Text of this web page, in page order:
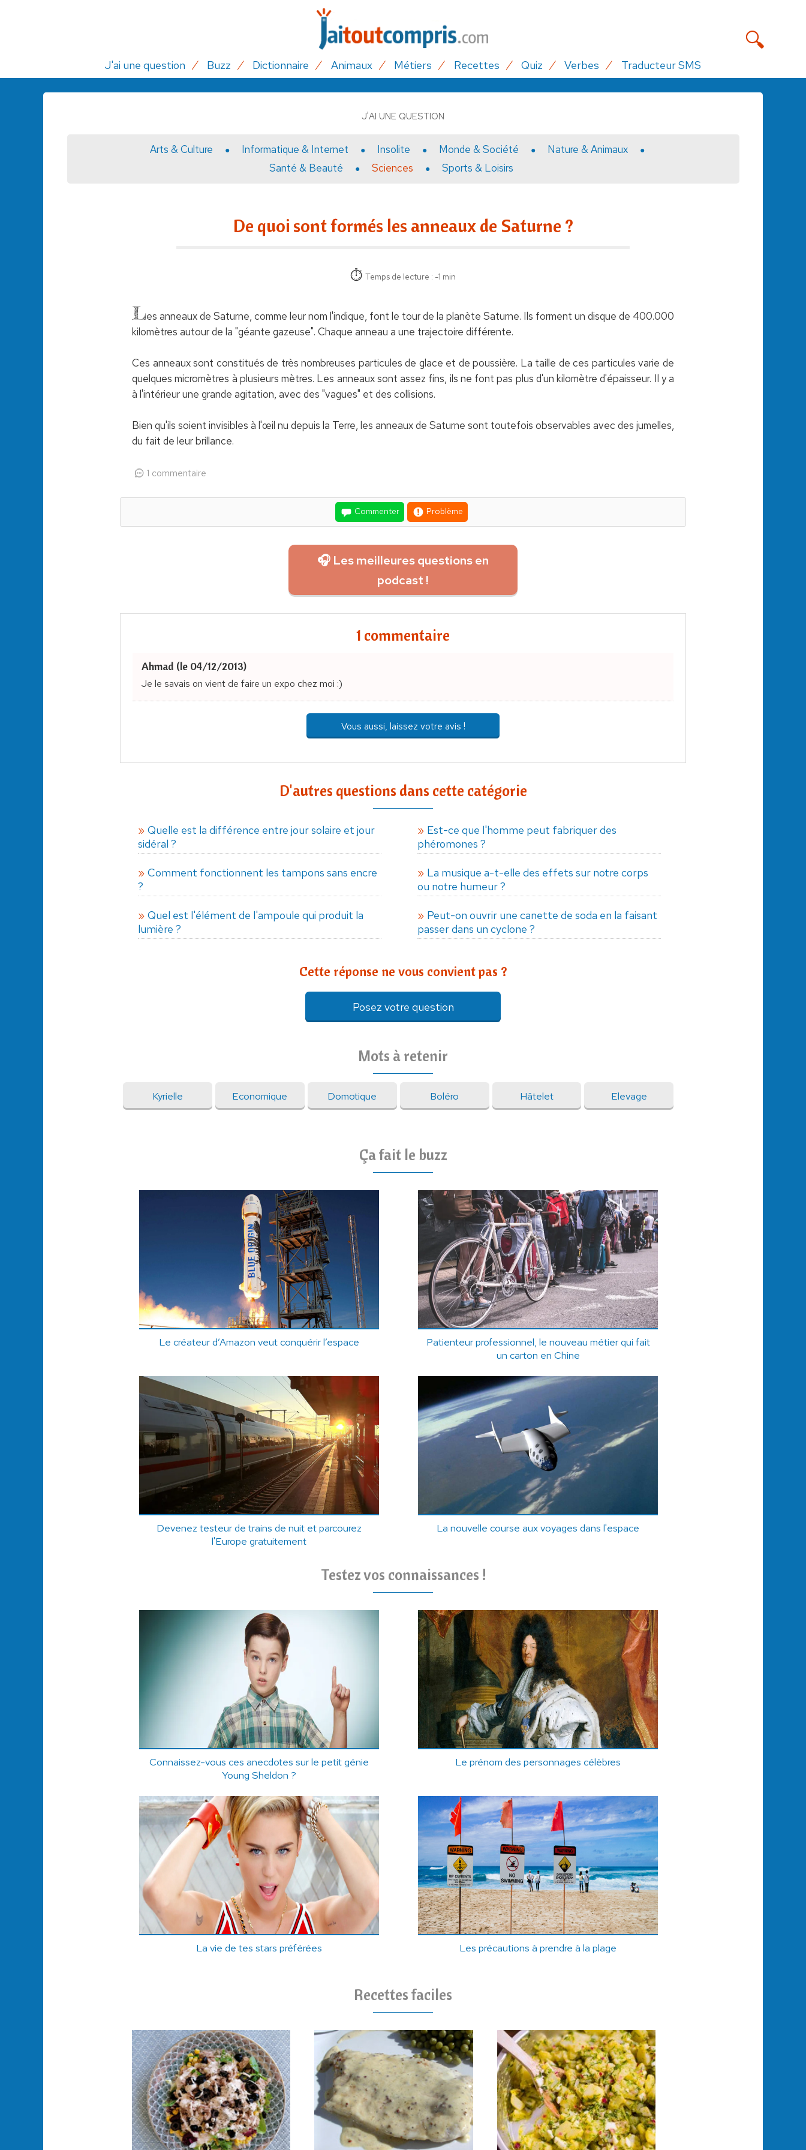
J'ai une question Buzz Dictionnaire Animaux Métiers Recettes Quiz Verbes Traducteur SMS
J'AI UNE QUESTION
Arts & Culture Informatique & Internet Insolite Monde & Société
Nature & Animaux
Santé & Beauté
Sciences Sports & Loisirs
De quoi sont formés les anneaux de Saturne ?
Temps de lecture : -1 min
Les anneaux de Saturne, comme leur nom l'indique, font le tour de la planète Saturne. Ils forment un disque de 400.000
kilomètres autour de la "géante gazeuse". Chaque anneau a une trajectoire différente.
Ces anneaux sont constitués de très nombreuses particules de glace et de poussière. La taille de ces particules varie de
quelques micromètres à plusieurs mètres. Les anneaux sont assez fins, ils ne font pas plus d'un kilomètre d'épaisseur. Il y a
à l'intérieur une grande agitation, avec des "vagues" et des collisions.
Bien qu'ils soient invisibles à l'œil nu depuis la Terre, les anneaux de Saturne sont toutefois observables avec des jumelles,
du fait de leur brillance.
1 commentaire
Commenter Problème
🎧 Les meilleures questions en
podcast !
1 commentaire
Ahmad (le 04/12/2013)
Je le savais on vient de faire un expo chez moi :)
Vous aussi, laissez votre avis !
D'autres questions dans cette catégorie
Quelle est la différence entre jour solaire et jour
sidéral ?
Est-ce que l'homme peut fabriquer des
phéromones ?
Comment fonctionnent les tampons sans encre
?
La musique a-t-elle des effets sur notre corps
ou notre humeur ?
Quel est l'élément de l'ampoule qui produit la
lumière ?
Peut-on ouvrir une canette de soda en la faisant
passer dans un cyclone ?
Cette réponse ne vous convient pas ?
Posez votre question
Mots à retenir
Kyrielle Economique Domotique Boléro Hâtelet Elevage
Ça fait le buzz
Le créateur d’Amazon veut conquérir l’espace
Patienteur professionnel, le nouveau métier qui fait
un carton en Chine
Devenez testeur de trains de nuit et parcourez
l'Europe gratuitement
La nouvelle course aux voyages dans l'espace
Testez vos connaissances !
Connaissez-vous ces anecdotes sur le petit génie
Young Sheldon ?
Le prénom des personnages célèbres
La vie de tes stars préférées Les précautions à prendre à la plage
Recettes faciles